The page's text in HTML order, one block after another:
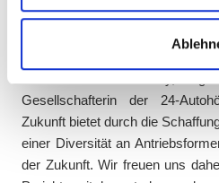
Verwendung unserer Website
soziale Medien, Werbung und
Partner führen diese
weiteren Daten zusammen,
Zusätzlich betreibt Knauber
Standort an der A 45 in Haiger.
Gesellschafterin der 24-
Zukunft bietet durch die
einer Diversität an
der Zukunft. Wir freuen uns